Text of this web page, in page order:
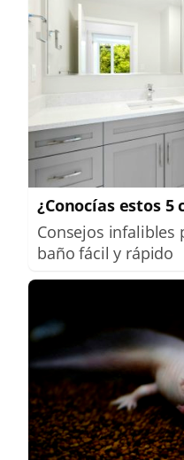
¿Conocías estos 5
Consejos infalibles
baño fácil y rápido